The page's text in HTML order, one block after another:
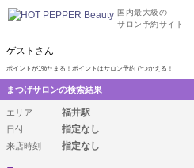
国内最大級の
サロン予約サイト
ゲストさん
ポイントが1%たまる！ポイントはサロン予約でつかえる！
まつげサロンの検索結果
エリア 福井駅
日付 指定なし
来店時刻 指定なし